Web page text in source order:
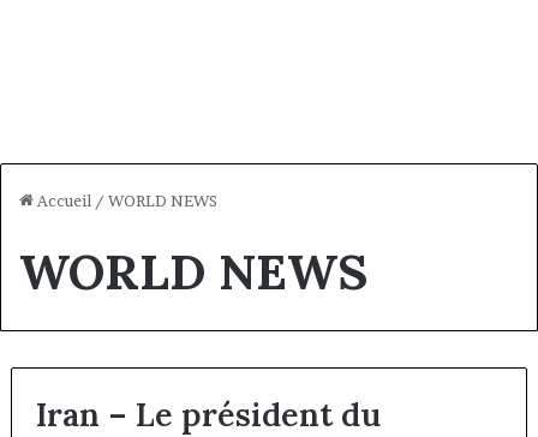
Accueil / WORLD NEWS
WORLD NEWS
Iran – Le président du